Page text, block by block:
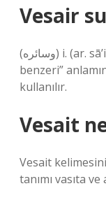
Vesair
(ﻭﺳﺎﺋﺮﻩ) i. (ar. sā’ire ile “git, izle” ve sā’ire) “Falanca ve
benzeri”
kullanılır.
Vesait
Vesait
tanımı vasıta